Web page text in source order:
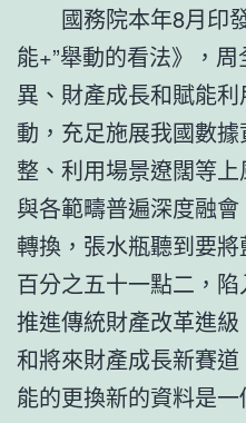
國務院本年8月印
能+”舉動的看法》，
異、財產成長和賦能利
動，充足施展我國數
整、利用場景遼闊等
與各範疇普遍深度融
轉換，張水瓶聽到要
百分之五十一點二，
推進傳統財產改革進
和將來財產成長新賽
能的更換新的資料是